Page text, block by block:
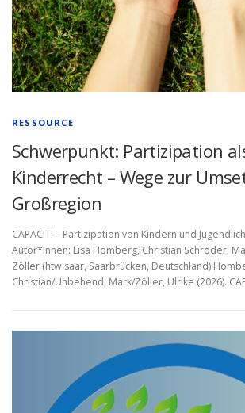
RESSOURCE
Schwerpunkt: Partizipation
Kinderrecht – Wege zur
Großregion
CAPACITI – Partizipation von Kindern und
Autor*innen: Lisa Homberg, Christian Schröder,
Zöller (htw saar, Saarbrücken, Deutschland)
Christian/Unbehend, Mark/Zöller, Ulrike (2026).